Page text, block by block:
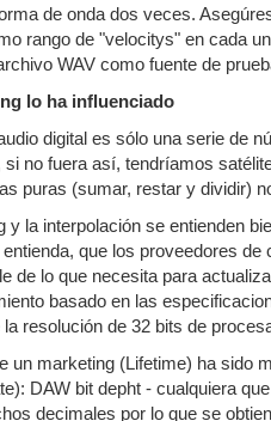
de onda dos veces.
rango de "velocitys" en cada
WAV como fuente de
lo ha influenciado
digital es sólo una serie de
si no fuera así, tendríamos
puras (sumar, restar y dividir)
y la interpolación se entienden
que los proveedores
de lo que necesita para
basado en las
la resolución de 32 bits de
un marketing (Lifetime) ha sido
DAW bit depht - cualquiera
decimales por lo que se